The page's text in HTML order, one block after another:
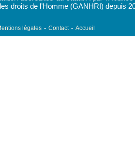
droits de l’Homme (GANHRI) depuis
légales Contact Accueil